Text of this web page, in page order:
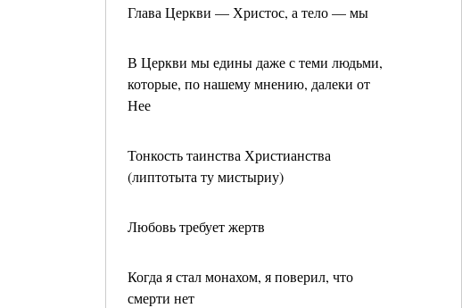
Глава Церкви — Христос, а тело — мы
В Церкви мы едины даже с теми людьми,
которые, по нашему мнению, далеки от
Нее
Тонкость таинства Христианства
(липтотыта ту мистыриу)
Любовь требует жертв
Когда я стал монахом, я поверил, что
смерти нет